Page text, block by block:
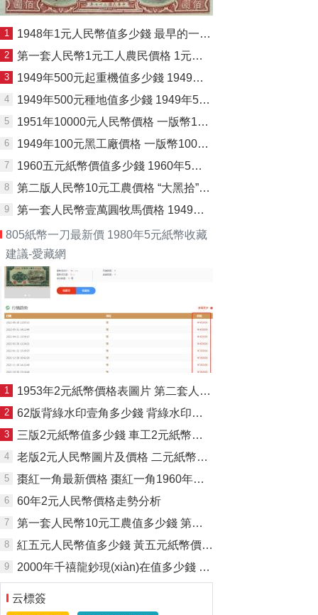
1 1948年1元人民幣值多少錢 最早的一元，現(xiàn)在價值如何
2 第一套人民幣1元工人農民價格 1元工人農民價格
3 1949年500元起重機值多少錢 1949年500元起重機價格
4 1949年500元種地值多少錢 1949年500元種地價格
5 1951年10000元人民幣價格 一版幣10000元人民幣近期價格
6 1949年100元黑工廠價格 一版幣100工廠火車
7 1960五元紙幣價值多少錢 1960年5元人民幣單張價格
8 第二版人民幣10元工農價格 “大黑拾”價格
9 第一套人民幣壹萬圓牧馬價格 1949年10000元價格
805紙幣一刀最新價 1980年5元紙幣收藏
建議-愛藏網
1 1953年2元紙幣價格表圖片 第二套人民幣二元的市場價格
2 62版背綠水印壹角多少錢 背綠水印壹角最新價格
3 三版2元紙幣值多少錢 車工2元紙幣最新價格
4 老版2元人民幣圖片及價格 二元紙幣最新價格表
5 棗紅一角最新價格 棗紅一角1960年的值多少錢 及收藏分析
6 60年2元人民幣價格走勢分析
7 第一套人民幣10元工農值多少錢 第一版人民幣10元工農兵價格收藏
8 紅五元人民幣值多少錢 黃五元紙幣價格表和收藏圖片
9 2000年千禧龍鈔現(xiàn)在值多少錢 龍鈔連體鈔最新價格詳情
云標簽